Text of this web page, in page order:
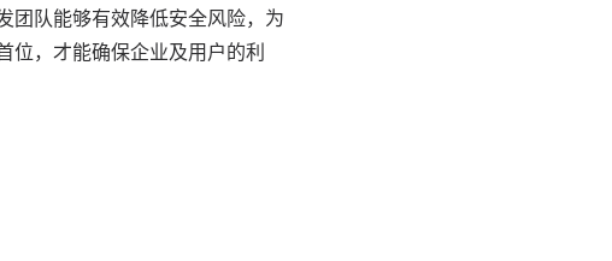
团队能够有效降低安全风险，为
位，才能确保企业及用户的利